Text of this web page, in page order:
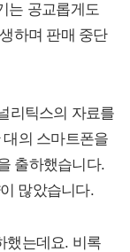
는 공교롭게도
하며 판매 중단
리틱스의 자료를
대의 스마트폰을
출하했습니다.
많았습니다.
했는데요. 비록